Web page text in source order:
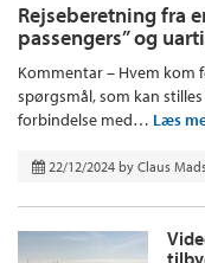
Rejseberetning fra
passengers” og
Kommentar – Hvem kom
spørgsmål, som kan
forbindelse med… Læs
22/12/2024 by Claus